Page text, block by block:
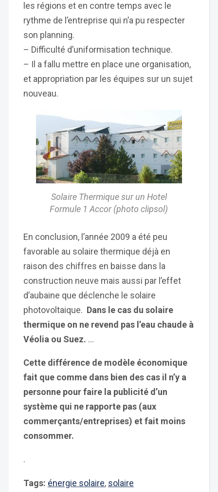
les régions et en contre temps avec le
rythme de l’entreprise qui n’a pu respecter
son planning.
– Difficulté d’uniformisation technique.
– Il a fallu mettre en place une organisation,
et appropriation par les équipes sur un sujet
nouveau.
Solaire Thermique sur un Hotel
Formule 1 Accor (photo clipsol)
En conclusion, l’année 2009 a été peu
favorable au solaire thermique déjà en
raison des chiffres en baisse dans la
construction neuve mais aussi par l’effet
d’aubaine que déclenche le solaire
photovoltaique. Dans le cas du solaire
thermique on ne revend pas l’eau chaude à
Véolia ou Suez. …
Cette différence de modèle économique
fait que comme dans bien des cas il n’y a
personne pour faire la publicité d’un
système qui ne rapporte pas (aux
commerçants/entreprises) et fait moins
consommer.
.
Tags: énergie solaire, solaire